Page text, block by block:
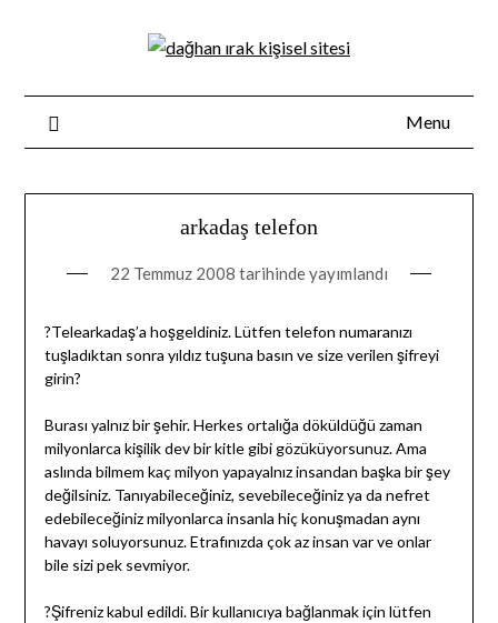
Menu
arkadaş telefon
22 Temmuz 2008 tarihinde yayımlandı
?Telearkadaş’a hoşgeldiniz. Lütfen telefon numaranızı
tuşladıktan sonra yıldız tuşuna basın ve size verilen şifreyi
girin?
Burası yalnız bir şehir. Herkes ortalığa döküldüğü zaman
milyonlarca kişilik dev bir kitle gibi gözüküyorsunuz. Ama
aslında bilmem kaç milyon yapayalnız insandan başka bir şey
değilsiniz. Tanıyabileceğiniz, sevebileceğiniz ya da nefret
edebileceğiniz milyonlarca insanla hiç konuşmadan aynı
havayı soluyorsunuz. Etrafınızda çok az insan var ve onlar
bile sizi pek sevmiyor.
?Şifreniz kabul edildi. Bir kullanıcıya bağlanmak için lütfen